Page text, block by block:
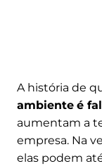
A história de
ambiente é
aumentam a
empresa. Na
elas podem